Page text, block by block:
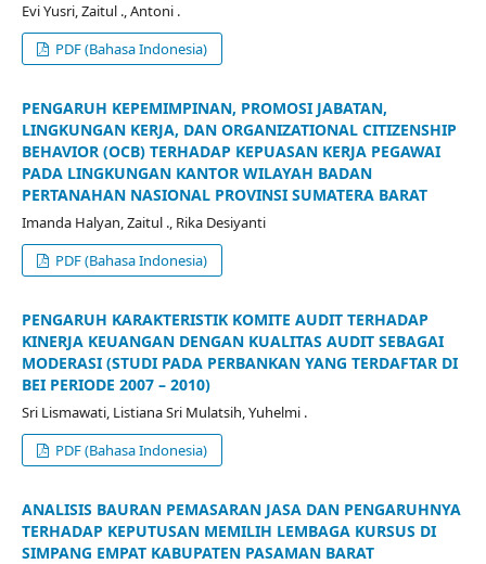
Evi Yusri, Zaitul ., Antoni .
PDF (Bahasa Indonesia)
PENGARUH KEPEMIMPINAN, PROMOSI JABATAN,
LINGKUNGAN KERJA, DAN ORGANIZATIONAL CITIZENSHIP
BEHAVIOR (OCB) TERHADAP KEPUASAN KERJA PEGAWAI
PADA LINGKUNGAN KANTOR WILAYAH BADAN
PERTANAHAN NASIONAL PROVINSI SUMATERA BARAT
Imanda Halyan, Zaitul ., Rika Desiyanti
PDF (Bahasa Indonesia)
PENGARUH KARAKTERISTIK KOMITE AUDIT TERHADAP
KINERJA KEUANGAN DENGAN KUALITAS AUDIT SEBAGAI
MODERASI (STUDI PADA PERBANKAN YANG TERDAFTAR DI
BEI PERIODE 2007 – 2010)
Sri Lismawati, Listiana Sri Mulatsih, Yuhelmi .
PDF (Bahasa Indonesia)
ANALISIS BAURAN PEMASARAN JASA DAN PENGARUHNYA
TERHADAP KEPUTUSAN MEMILIH LEMBAGA KURSUS DI
SIMPANG EMPAT KABUPATEN PASAMAN BARAT